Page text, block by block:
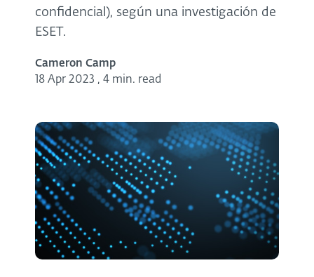
confidencial), según una investigación de
ESET.
Cameron Camp
18 Apr 2023 , 4 min. read